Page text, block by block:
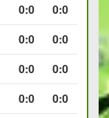
0:0
0:0
0:0
0:0
0:0
0:0
0:0
0:0